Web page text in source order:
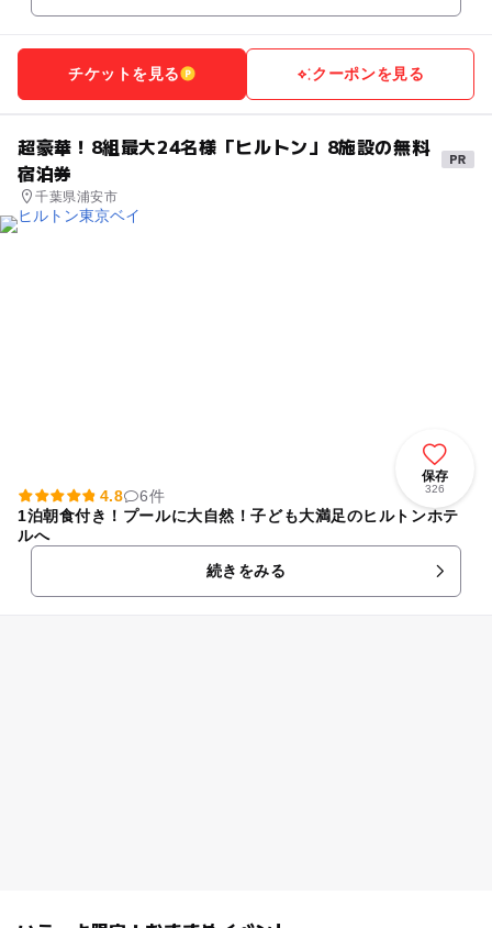
チケットを見る クーポンを見る
超豪華！8組最大24名様「ヒルトン」8施設の無料
宿泊券
千葉県浦安市
保存
326
4.8
6件
1泊朝食付き！プールに大自然！子ども大満足のヒルトンホテ
ルへ
続きをみる